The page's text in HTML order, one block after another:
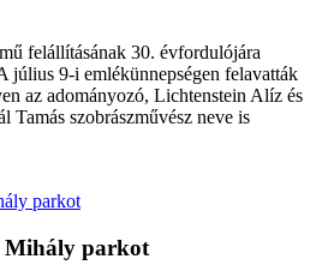
felállításának 30. évfordulójára
július 9-i emlékünnepségen felavatták
az adományozó, Lichtenstein Alíz és
Tamás szobrászművész neve is
Mihály parkot